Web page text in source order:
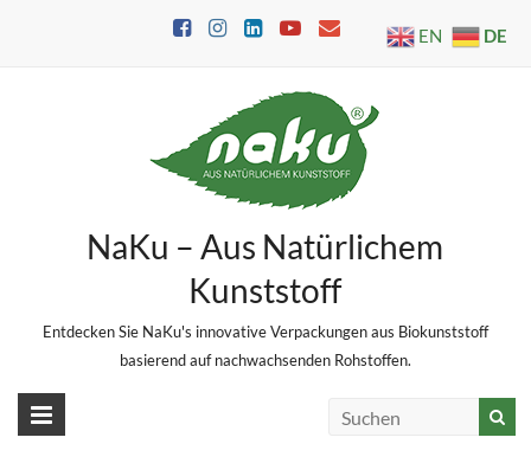
NaKu – Aus Natürlichem
Kunststoff
Entdecken Sie NaKu's innovative Verpackungen aus Biokunststoff
basierend auf nachwachsenden Rohstoffen.
EN DE